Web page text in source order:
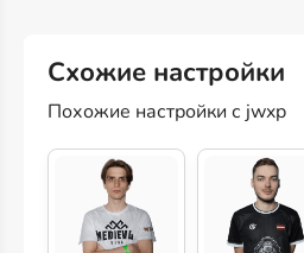
Схожие настройки
Похожие настройки с jwxp